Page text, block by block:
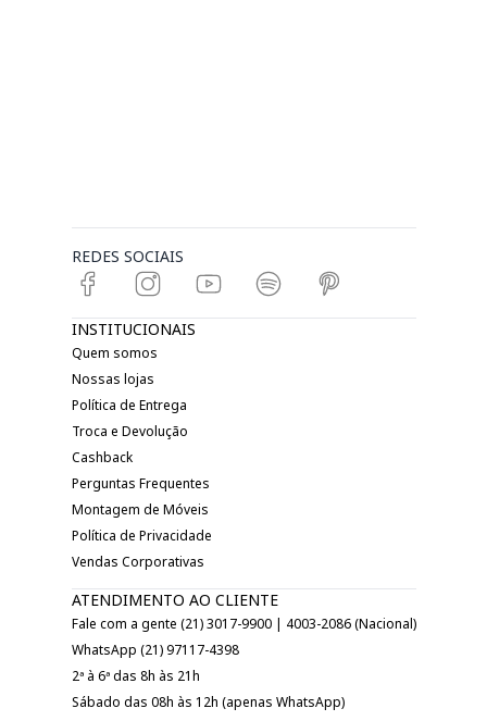
REDES SOCIAIS
INSTITUCIONAIS
Quem somos
Nossas lojas
Política de Entrega
Troca e Devolução
Cashback
Perguntas Frequentes
Montagem de Móveis
Política de Privacidade
Vendas Corporativas
ATENDIMENTO AO CLIENTE
Fale com a gente (21) 3017-9900 | 4003-2086 (Nacional)
WhatsApp (21) 97117-4398
2ª à 6ª das 8h às 21h
Sábado das 08h às 12h (apenas WhatsApp)